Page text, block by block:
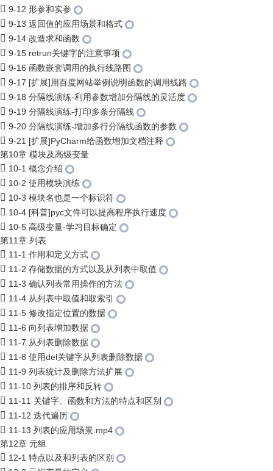
9-12 形参和实参
9-13 返回值的应用场景和格式
9-14 改造求和函数
9-15 retrun关键字的注意事项
9-16 函数嵌套调用的执行线路图
9-17 [扩展]用百度网站举例说明函数的调用线路
9-18 分隔线演练-利用参数增加分隔线的灵活度
9-19 分隔线演练-打印多条分隔线
9-20 分隔线演练-增加多行分隔线函数的参数
9-21 [扩展]PyCharm给函数增加文档注释
第10章 模块及高级变量
10-1 概念介绍
10-2 使用模块演练
10-3 模块名也是一个标识符
10-4 [科普]pyc文件可以提高程序执行速度
10-5 高级变量-学习目标确定
第11章 列表
11-1 作用和定义方式
11-2 存储数据的方式以及从列表中取值
11-3 确认列表常用操作的方法
11-4 从列表中取值和取索引
11-5 修改指定位置的数据
11-6 向列表增加数据
11-7 从列表删除数据
11-8 使用del关键字从列表删除数据
11-9 列表统计及删除方法扩展
11-10 列表的排序和反转
11-11 关键字、函数和方法的特点和区别
11-12 迭代遍历
11-13 列表的应用场景.mp4
第12章 元组
12-1 特点以及和列表的区别